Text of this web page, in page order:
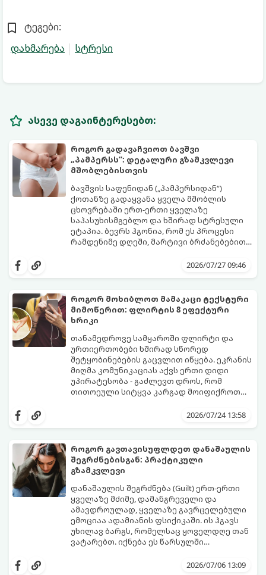
ტეგები:
დახმარება
სტრესი
ასევე დაგაინტერესებთ:
როგორ გადავაჩვიოთ ბავშვი
„პამპერსს“: დეტალური გზამკვლევი
მშობლებისთვის
ბავშვის საფენიდან („პამპერსიდან“)
ქოთანზე გადაყვანა ყველა მშობლის
ცხოვრებაში ერთ-ერთი ყველაზე
საპასუხისმგებლო და ხშირად სტრესული
ეტაპია. ბევრს ჰგონია, რომ ეს პროცესი
რამდენიმე დღეში, მარტივი ბრძანებებით
ფიზიოლოგიური და ფსიქოლოგიური
მოთმინებას მოითხოვს.
როგორ გახადოთ ეს პროცესი2026/07/27 09:46
როგორ მოხიბლოთ მამაკაცი ტექსტური
მიმოწერით: ფლირტის 8 ეფექტური
ხრიკი
თანამედროვე სამყაროში ფლირტი და
ურთიერთობები ხშირად სწორედ
შეტყობინებების გაცვლით იწყება. ეკრანის
მიღმა კომუნიკაციას აქვს ერთი დიდი
უპირატესობა - გაძლევთ დროს, რომ
თითოეული სიტყვა კარგად მოიფიქროთ
მოაცილოს და მოუთმენლად ელოდოს
წესი:
2026/07/24 13:58
როგორ გავთავისუფლდეთ დანაშაულის
შეგრძნებისგან: პრაქტიკული
გზამკვლევი
დანაშაულის შეგრძნება (Guilt) ერთ-ერთი
ყველაზე მძიმე, დამანგრეველი და
ამავდროულად, ყველაზე გავრცელებული
ემოციაა ადამიანის ფსიქიკაში. ის ჰგავს
უხილავ ბარგს, რომელსაც ყოველდღე თან
ვატარებთ. იქნება ეს წარსულში
ტკენა, ოჯახის წევრებისთვის
დანაშაულის გრძნობას აქვს თავისი
2026/07/06 13:09